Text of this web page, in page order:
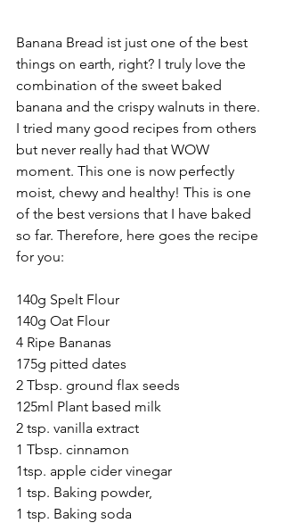
Banana Bread ist just one of the best
things on earth, right? I truly love the
combination of the sweet baked
banana and the crispy walnuts in there.
I tried many good recipes from others
but never really had that WOW
moment. This one is now perfectly
moist, chewy and healthy! This is one
of the best versions that I have baked
so far. Therefore, here goes the recipe
for you:
140g Spelt Flour
140g Oat Flour
4 Ripe Bananas
175g pitted dates
2 Tbsp. ground flax seeds
125ml Plant based milk
2 tsp. vanilla extract
1 Tbsp. cinnamon
1tsp. apple cider vinegar
1 tsp. Baking powder,
1 tsp. Baking soda